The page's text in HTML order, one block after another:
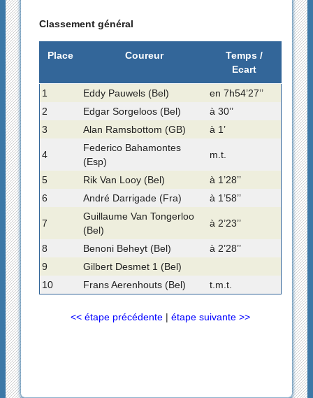
Classement général
Place Coureur
Temps /
Ecart
1 Eddy Pauwels (Bel)
en 7h54’27’’
2
Edgar Sorgeloos (Bel)
à 30’’
3
Alan Ramsbottom (GB) à 1’
4
Federico Bahamontes
(Esp)
m.t.
5 Rik Van Looy (Bel)
à 1’28’’
6
André Darrigade (Fra) à 1’58’’
7
Guillaume Van Tongerloo
(Bel)
à 2’23’’
8 Benoni Beheyt (Bel)
à 2’28’’
9
Gilbert Desmet 1 (Bel)
10
Frans Aerenhouts (Bel) t.m.t.
<< étape précédente| étape suivante >>